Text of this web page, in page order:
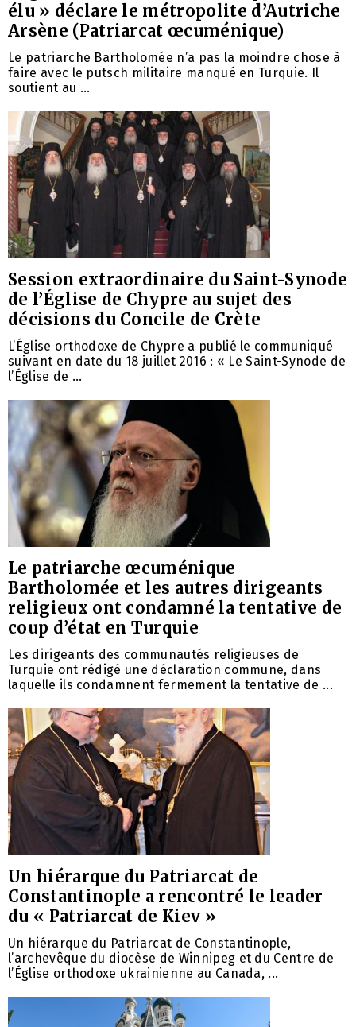
élu » déclare le métropolite d’Autriche
Arsène (Patriarcat œcuménique)
Le patriarche Bartholomée n’a pas la moindre chose à
faire avec le putsch militaire manqué en Turquie. Il
soutient au ...
Session extraordinaire du Saint-Synode
de l’Église de Chypre au sujet des
décisions du Concile de Crète
L’Église orthodoxe de Chypre a publié le communiqué
suivant en date du 18 juillet 2016 : « Le Saint-Synode de
l’Église de ...
Le patriarche œcuménique
Bartholomée et les autres dirigeants
religieux ont condamné la tentative de
coup d’état en Turquie
Les dirigeants des communautés religieuses de
Turquie ont rédigé une déclaration commune, dans
laquelle ils condamnent fermement la tentative de ...
Un hiérarque du Patriarcat de
Constantinople a rencontré le leader
du « Patriarcat de Kiev »
Un hiérarque du Patriarcat de Constantinople,
l’archevêque du diocèse de Winnipeg et du Centre de
l’Église orthodoxe ukrainienne au Canada, ...